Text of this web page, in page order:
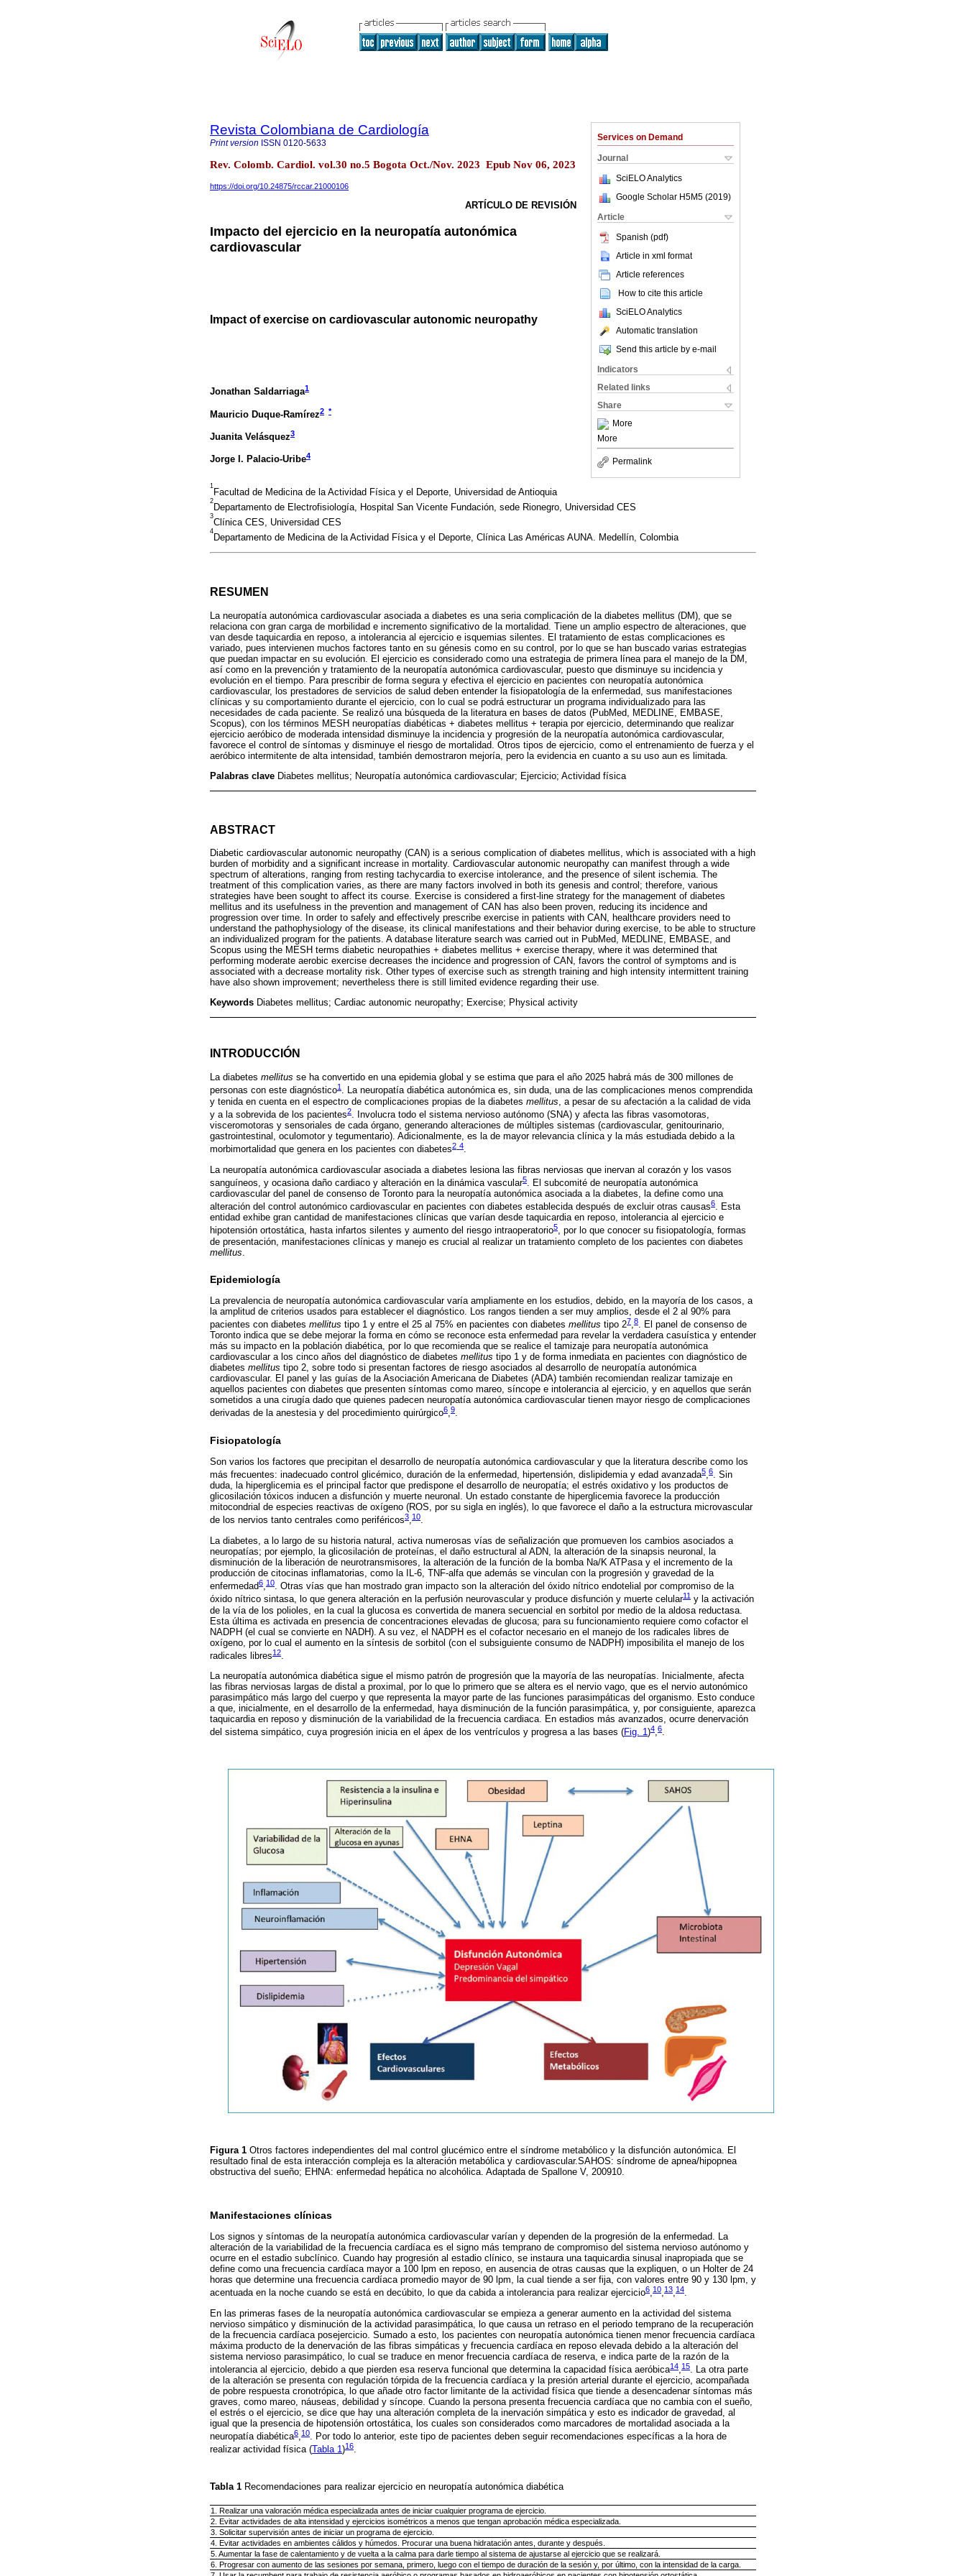
Services on Demand
Journal
SciELO Analytics
Google Scholar H5M5 (2019)
Article
Spanish (pdf)
Article in xml format
Article references
How to cite this article
SciELO Analytics
Automatic translation
Send this article by e-mail
Indicators
Related links
Share
More
More
Permalink
Revista Colombiana de Cardiología
Print version ISSN 0120-5633
Rev. Colomb. Cardiol. vol.30 no.5 Bogota Oct./Nov. 2023 Epub Nov 06, 2023
https://doi.org/10.24875/rccar.21000106
ARTÍCULO DE REVISIÓN
Impacto del ejercicio en la neuropatía autonómica
cardiovascular
Impact of exercise on cardiovascular autonomic neuropathy
Jonathan Saldarriaga1
Mauricio Duque-Ramírez2 *
Juanita Velásquez3
Jorge I. Palacio-Uribe4
1
Facultad de Medicina de la Actividad Física y el Deporte, Universidad de Antioquia
2
Departamento de Electrofisiología, Hospital San Vicente Fundación, sede Rionegro, Universidad CES
3
Clínica CES, Universidad CES
4
Departamento de Medicina de la Actividad Física y el Deporte, Clínica Las Américas AUNA. Medellín, Colombia
RESUMEN
La neuropatía autonómica cardiovascular asociada a diabetes es una seria complicación de la diabetes mellitus (DM), que se
relaciona con gran carga de morbilidad e incremento significativo de la mortalidad. Tiene un amplio espectro de alteraciones, que
van desde taquicardia en reposo, a intolerancia al ejercicio e isquemias silentes. El tratamiento de estas complicaciones es
variado, pues intervienen muchos factores tanto en su génesis como en su control, por lo que se han buscado varias estrategias
que puedan impactar en su evolución. El ejercicio es considerado como una estrategia de primera línea para el manejo de la DM,
así como en la prevención y tratamiento de la neuropatía autonómica cardiovascular, puesto que disminuye su incidencia y
evolución en el tiempo. Para prescribir de forma segura y efectiva el ejercicio en pacientes con neuropatía autonómica
cardiovascular, los prestadores de servicios de salud deben entender la fisiopatología de la enfermedad, sus manifestaciones
clínicas y su comportamiento durante el ejercicio, con lo cual se podrá estructurar un programa individualizado para las
necesidades de cada paciente. Se realizó una búsqueda de la literatura en bases de datos (PubMed, MEDLINE, EMBASE,
Scopus), con los términos MESH neuropatías diabéticas + diabetes mellitus + terapia por ejercicio, determinando que realizar
ejercicio aeróbico de moderada intensidad disminuye la incidencia y progresión de la neuropatía autonómica cardiovascular,
favorece el control de síntomas y disminuye el riesgo de mortalidad. Otros tipos de ejercicio, como el entrenamiento de fuerza y el
aeróbico intermitente de alta intensidad, también demostraron mejoría, pero la evidencia en cuanto a su uso aun es limitada.
Palabras clave Diabetes mellitus; Neuropatía autonómica cardiovascular; Ejercicio; Actividad física
ABSTRACT
Diabetic cardiovascular autonomic neuropathy (CAN) is a serious complication of diabetes mellitus, which is associated with a high
burden of morbidity and a significant increase in mortality. Cardiovascular autonomic neuropathy can manifest through a wide
spectrum of alterations, ranging from resting tachycardia to exercise intolerance, and the presence of silent ischemia. The
treatment of this complication varies, as there are many factors involved in both its genesis and control; therefore, various
strategies have been sought to affect its course. Exercise is considered a first-line strategy for the management of diabetes
mellitus and its usefulness in the prevention and management of CAN has also been proven, reducing its incidence and
progression over time. In order to safely and effectively prescribe exercise in patients with CAN, healthcare providers need to
understand the pathophysiology of the disease, its clinical manifestations and their behavior during exercise, to be able to structure
an individualized program for the patients. A database literature search was carried out in PubMed, MEDLINE, EMBASE, and
Scopus using the MESH terms diabetic neuropathies + diabetes mellitus + exercise therapy, where it was determined that
performing moderate aerobic exercise decreases the incidence and progression of CAN, favors the control of symptoms and is
associated with a decrease mortality risk. Other types of exercise such as strength training and high intensity intermittent training
have also shown improvement; nevertheless there is still limited evidence regarding their use.
Keywords Diabetes mellitus; Cardiac autonomic neuropathy; Exercise; Physical activity
INTRODUCCIÓN
La diabetes mellitus se ha convertido en una epidemia global y se estima que para el año 2025 habrá más de 300 millones de
personas con este diagnóstico1 . La neuropatía diabética autonómica es, sin duda, una de las complicaciones menos comprendida
y tenida en cuenta en el espectro de complicaciones propias de la diabetes mellitus , a pesar de su afectación a la calidad de vida
y a la sobrevida de los pacientes2. Involucra todo el sistema nervioso autónomo (SNA) y afecta las fibras vasomotoras,
visceromotoras y sensoriales de cada órgano, generando alteraciones de múltiples sistemas (cardiovascular, genitourinario,
gastrointestinal, oculomotor y tegumentario). Adicionalmente, es la de mayor relevancia clínica y la más estudiada debido a la
morbimortalidad que genera en los pacientes con diabetes2-4.
La neuropatía autonómica cardiovascular asociada a diabetes lesiona las fibras nerviosas que inervan al corazón y los vasos
sanguíneos, y ocasiona daño cardiaco y alteración en la dinámica vascular5. El subcomité de neuropatía autonómica
cardiovascular del panel de consenso de Toronto para la neuropatía autonómica asociada a la diabetes, la define como una
alteración del control autonómico cardiovascular en pacientes con diabetes establecida después de excluir otras causas6. Esta
entidad exhibe gran cantidad de manifestaciones clínicas que varían desde taquicardia en reposo, intolerancia al ejercicio e
hipotensión ortostática, hasta infartos silentes y aumento del riesgo intraoperatorio5, por lo que conocer su fisiopatología, formas
de presentación, manifestaciones clínicas y manejo es crucial al realizar un tratamiento completo de los pacientes con diabetes
mellitus
Epidemiología
La prevalencia de neuropatía autonómica cardiovascular varía ampliamente en los estudios, debido, en la mayoría de los casos, a
la amplitud de criterios usados para establecer el diagnóstico. Los rangos tienden a ser muy amplios, desde el 2 al 90% para
pacientes con diabetes mellitus tipo 1 y entre el 25 al 75% en pacientes con diabetes mellitus tipo 27,8. El panel de consenso de
Toronto indica que se debe mejorar la forma en cómo se reconoce esta enfermedad para revelar la verdadera casuística y entender
más su impacto en la población diabética, por lo que recomienda que se realice el tamizaje para neuropatía autonómica
cardiovascular a los cinco años del diagnóstico de diabetes mellitus tipo 1 y de forma inmediata en pacientes con diagnóstico de
diabetes mellitus tipo 2, sobre todo si presentan factores de riesgo asociados al desarrollo de neuropatía autonómica
cardiovascular. El panel y las guías de la Asociación Americana de Diabetes (ADA) también recomiendan realizar tamizaje en
aquellos pacientes con diabetes que presenten síntomas como mareo, síncope e intolerancia al ejercicio, y en aquellos que serán
sometidos a una cirugía dado que quienes padecen neuropatía autonómica cardiovascular tienen mayor riesgo de complicaciones
derivadas de la anestesia y del procedimiento quirúrgico6,9.
Fisiopatología
Son varios los factores que precipitan el desarrollo de neuropatía autonómica cardiovascular y que la literatura describe como los
más frecuentes: inadecuado control glicémico, duración de la enfermedad, hipertensión, dislipidemia y edad avanzada5,6. Sin
duda, la hiperglicemia es el principal factor que predispone el desarrollo de neuropatía; el estrés oxidativo y los productos de
glicosilación tóxicos inducen a disfunción y muerte neuronal. Un estado constante de hiperglicemia favorece la producción
mitocondrial de especies reactivas de oxígeno (ROS, por su sigla en inglés), lo que favorece el daño a la estructura microvascular
de los nervios tanto centrales como periféricos3,10.
La diabetes, a lo largo de su historia natural, activa numerosas vías de señalización que promueven los cambios asociados a
neuropatías; por ejemplo, la glicosilación de proteínas, el daño estructural al ADN, la alteración de la sinapsis neuronal, la
disminución de la liberación de neurotransmisores, la alteración de la función de la bomba Na/K ATPasa y el incremento de la
producción de citocinas inflamatorias, como la IL-6, TNF-alfa que además se vinculan con la progresión y gravedad de la
enfermedad6,10. Otras vías que han mostrado gran impacto son la alteración del óxido nítrico endotelial por compromiso de la
óxido nítrico sintasa, lo que genera alteración en la perfusión neurovascular y produce disfunción y muerte celular11 y la activación
de la vía de los polioles, en la cual la glucosa es convertida de manera secuencial en sorbitol por medio de la aldosa reductasa.
Esta última es activada en presencia de concentraciones elevadas de glucosa; para su funcionamiento requiere como cofactor el
NADPH (el cual se convierte en NADH). A su vez, el NADPH es el cofactor necesario en el manejo de los radicales libres de
oxígeno, por lo cual el aumento en la síntesis de sorbitol (con el subsiguiente consumo de NADPH) imposibilita el manejo de los
radicales libres12.
La neuropatía autonómica diabética sigue el mismo patrón de progresión que la mayoría de las neuropatías. Inicialmente, afecta
las fibras nerviosas largas de distal a proximal, por lo que lo primero que se altera es el nervio vago, que es el nervio autonómico
parasimpático más largo del cuerpo y que representa la mayor parte de las funciones parasimpáticas del organismo. Esto conduce
a que, inicialmente, en el desarrollo de la enfermedad, haya disminución de la función parasimpática, y, por consiguiente, aparezca
taquicardia en reposo y disminución de la variabilidad de la frecuencia cardiaca. En estadios más avanzados, ocurre denervación
del sistema simpático, cuya progresión inicia en el ápex de los ventrículos y progresa a las bases (Fig. 1)4,6.
Figura 1 Otros factores independientes del mal control glucémico entre el síndrome metabólico y la disfunción autonómica. El
resultado final de esta interacción compleja es la alteración metabólica y cardiovascular.SAHOS: síndrome de apnea/hipopnea
obstructiva del sueño; EHNA: enfermedad hepática no alcohólica. Adaptada de Spallone V, 200910.
Manifestaciones clínicas
Los signos y síntomas de la neuropatía autonómica cardiovascular varían y dependen de la progresión de la enfermedad. La
alteración de la variabilidad de la frecuencia cardíaca es el signo más temprano de compromiso del sistema nervioso autónomo y
ocurre en el estadio subclínico. Cuando hay progresión al estadio clínico, se instaura una taquicardia sinusal inapropiada que se
define como una frecuencia cardíaca mayor a 100 lpm en reposo, en ausencia de otras causas que la expliquen, o un Holter de 24
horas que determine una frecuencia cardíaca promedio mayor de 90 lpm, la cual tiende a ser fija, con valores entre 90 y 130 lpm, y
acentuada en la noche cuando se está en decúbito, lo que da cabida a intolerancia para realizar ejercicio6,10,13,14.
En las primeras fases de la neuropatía autonómica cardiovascular se empieza a generar aumento en la actividad del sistema
nervioso simpático y disminución de la actividad parasimpática, lo que causa un retraso en el periodo temprano de la recuperación
de la frecuencia cardíaca posejercicio. Sumado a esto, los pacientes con neuropatía autonómica tienen menor frecuencia cardíaca
máxima producto de la denervación de las fibras simpáticas y frecuencia cardíaca en reposo elevada debido a la alteración del
sistema nervioso parasimpático, lo cual se traduce en menor frecuencia cardíaca de reserva, e indica parte de la razón de la
intolerancia al ejercicio, debido a que pierden esa reserva funcional que determina la capacidad física aeróbica14,15. La otra parte
de la alteración se presenta con regulación tórpida de la frecuencia cardíaca y la presión arterial durante el ejercicio, acompañada
de pobre respuesta cronotrópica, lo que añade otro factor limitante de la actividad física que tiende a desencadenar síntomas más
graves, como mareo, náuseas, debilidad y síncope. Cuando la persona presenta frecuencia cardíaca que no cambia con el sueño,
el estrés o el ejercicio, se dice que hay una alteración completa de la inervación simpática y esto es indicador de gravedad, al
igual que la presencia de hipotensión ortostática, los cuales son considerados como marcadores de mortalidad asociada a la
neuropatía diabética6,10. Por todo lo anterior, este tipo de pacientes deben seguir recomendaciones específicas a la hora de
realizar actividad física ( Tabla 1)16.
Tabla 1 Recomendaciones para realizar ejercicio en neuropatía autonómica diabética
1. Realizar una valoración médica especializada antes de iniciar cualquier programa de ejercicio.
2. Evitar actividades de alta intensidad y ejercicios isométricos a menos que tengan aprobación médica especializada.
3. Solicitar supervisión antes de iniciar un programa de ejercicio.
4. Evitar actividades en ambientes cálidos y húmedos. Procurar una buena hidratación antes, durante y después.
5. Aumentar la fase de calentamiento y de vuelta a la calma para darle tiempo al sistema de ajustarse al ejercicio que se realizará.
6. Progresar con aumento de las sesiones por semana, primero, luego con el tiempo de duración de la sesión y, por último, con la intensidad de la carga.